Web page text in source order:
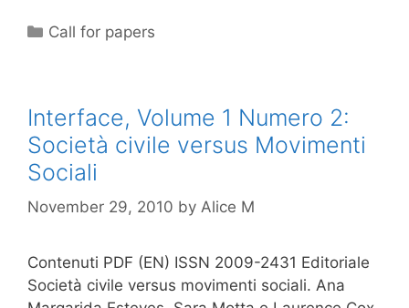
Categories
Call for papers
Interface, Volume 1 Numero 2:
Società civile versus Movimenti
Sociali
November 29, 2010 by Alice M
Contenuti PDF (EN) ISSN 2009-2431 Editoriale
Società civile versus movimenti sociali. Ana